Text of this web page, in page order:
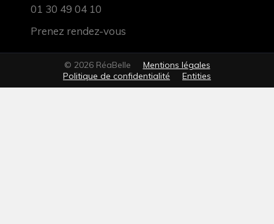
01 30 49 04 10
Prenez rendez-vous
© 2026 RéaBelle
Mentions légales
Politique de confidentialité
Entities